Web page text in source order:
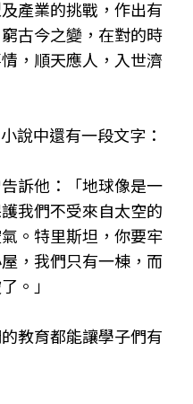
產業的挑戰，作出有
古今之變，在對的時
，順天應人，入世濟
說中還有一段文字：
訴他：「地球像是一
我們不受來自太空的
。特里斯坦，你要牢
，我們只有一棟，而
。」
教育都能讓學子們有